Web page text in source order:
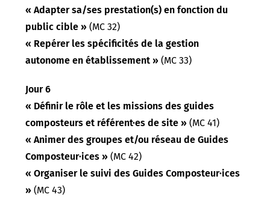
« Adapter sa/ses prestation(s) en fonction du
public cible » (MC 32)
« Repérer les spécificités de la gestion
autonome en établissement » (MC 33)
Jour 6
« Définir le rôle et les missions des guides
composteurs et référent·es de site » (MC 41)
« Animer des groupes et/ou réseau de Guides
Composteur·ices » (MC 42)
« Organiser le suivi des Guides Composteur·ices
» (MC 43)